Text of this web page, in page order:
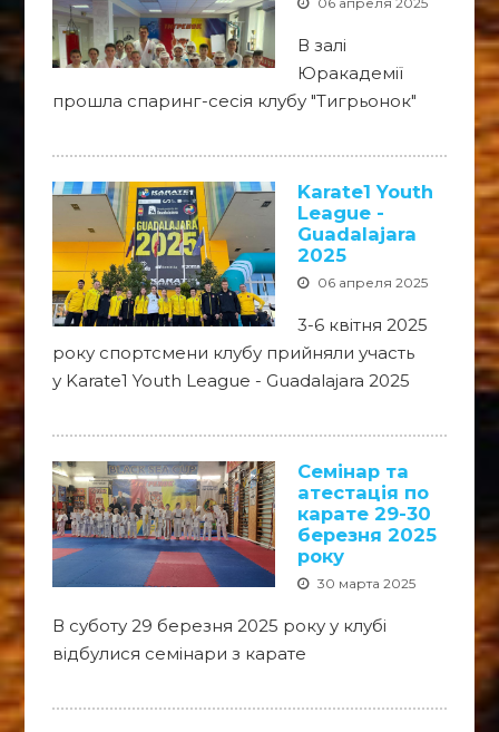
В залі
Юракадемії
прошла спаринг-сесія клубу "Тигрьонок"
Karate1 Youth
League -
Guadalajara
2025
06 апреля 2025
3-6 квітня 2025
року спортсмени клубу прийняли участь
у Karate1 Youth League - Guadalajara 2025
Семінар та
атестація по
карате 29-30
березня 2025
року
30 марта 2025
В суботу 29 березня 2025 року у клубі
відбулися семінари з карате